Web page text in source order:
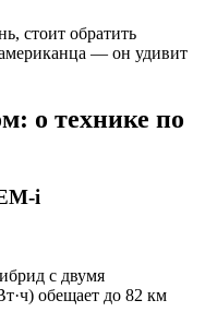
стоит обратить
— он удивит
о технике по
i
с двумя
обещает до 82 км